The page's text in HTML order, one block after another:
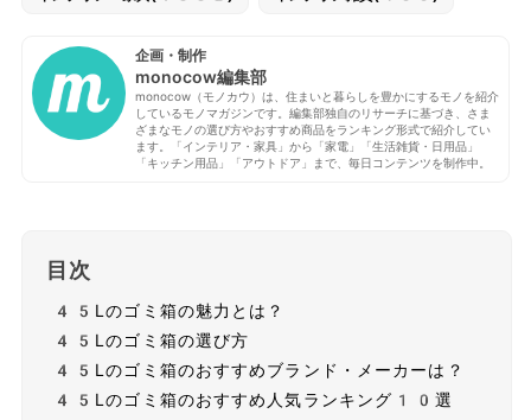
企画・制作
monocow編集部
monocow（モノカウ）は、住まいと暮らしを豊かにするモノを紹介
しているモノマガジンです。編集部独自のリサーチに基づき、さま
ざまなモノの選び方やおすすめ商品をランキング形式で紹介してい
ます。「インテリア・家具」から「家電」「生活雑貨・日用品」
「キッチン用品」「アウトドア」まで、毎日コンテンツを制作中。
目次
45Lのゴミ箱の魅力とは？
45Lのゴミ箱の選び方
45Lのゴミ箱のおすすめブランド・メーカーは？
45Lのゴミ箱のおすすめ人気ランキング10選